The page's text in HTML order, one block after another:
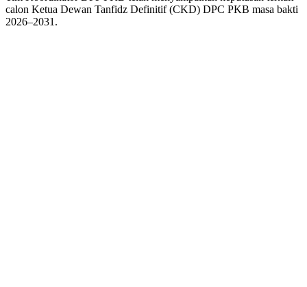
calon Ketua Dewan Tanfidz Definitif (CKD) DPC PKB masa bakti
2026–2031.